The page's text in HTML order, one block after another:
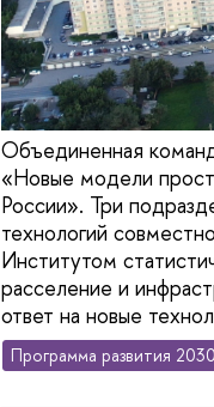
Объединенная
«Новые модели
России». Три
технологий
Институтом
расселение и
ответ на новые
Программа развития 2030